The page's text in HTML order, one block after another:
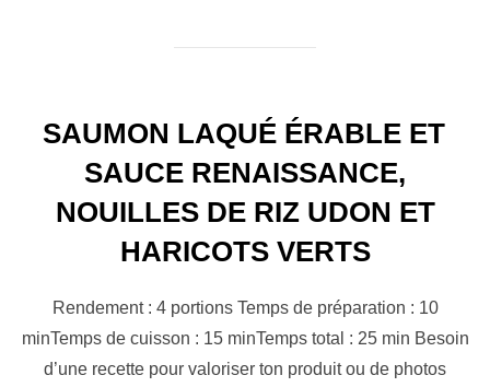
SAUMON LAQUÉ ÉRABLE ET
SAUCE RENAISSANCE,
NOUILLES DE RIZ UDON ET
HARICOTS VERTS
Rendement : 4 portions Temps de préparation : 10
minTemps de cuisson : 15 minTemps total : 25 min Besoin
d’une recette pour valoriser ton produit ou de photos